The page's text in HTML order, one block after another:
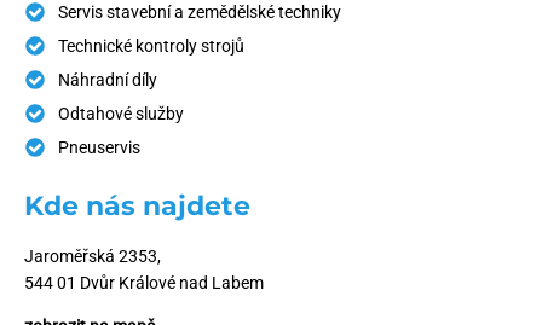
Servis stavební a zemědělské techniky
Technické kontroly strojů
Náhradní díly
Odtahové služby
Pneuservis
Kde nás najdete
Jaroměřská 2353,
544 01 Dvůr Králové nad Labem